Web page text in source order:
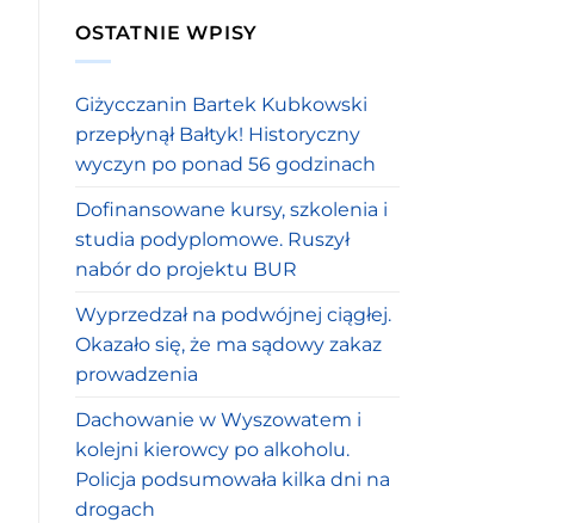
OSTATNIE WPISY
Giżycczanin Bartek Kubkowski
przepłynął Bałtyk! Historyczny
wyczyn po ponad 56 godzinach
Dofinansowane kursy, szkolenia i
studia podyplomowe. Ruszył
nabór do projektu BUR
Wyprzedzał na podwójnej ciągłej.
Okazało się, że ma sądowy zakaz
prowadzenia
Dachowanie w Wyszowatem i
kolejni kierowcy po alkoholu.
Policja podsumowała kilka dni na
drogach